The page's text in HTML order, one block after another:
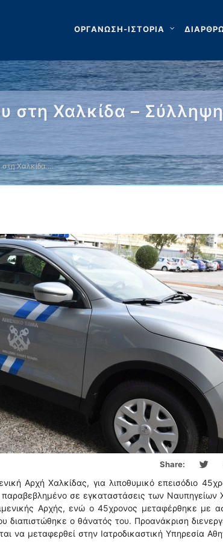
ΟΡΓΑΝΩΣΗ-ΙΣΤΟΡΙΑ
στη Χαλκίδα –
στη Χαλκίδα …
Share:
Αρχή Χαλκίδας, για λιποθυμικό επεισόδιο
παραβεβλημένο σε εγκαταστάσεις των
Αρχής, ενώ ο 45χρονος μεταφέρθηκε με
ο θάνατός του. Προανάκριση
να μεταφερθεί στην Ιατροδικαστική Υπηρεσία